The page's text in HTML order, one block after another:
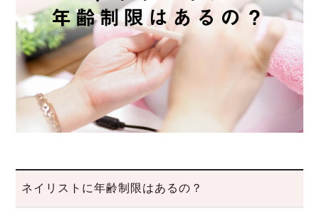
ネイリストに年齢制限はあるの？